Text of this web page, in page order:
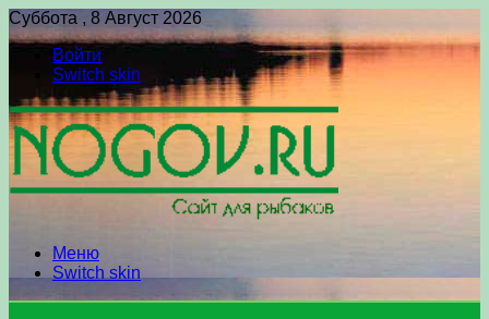
Суббота , 8 Август 2026
Войти
Switch skin
Меню
Switch skin